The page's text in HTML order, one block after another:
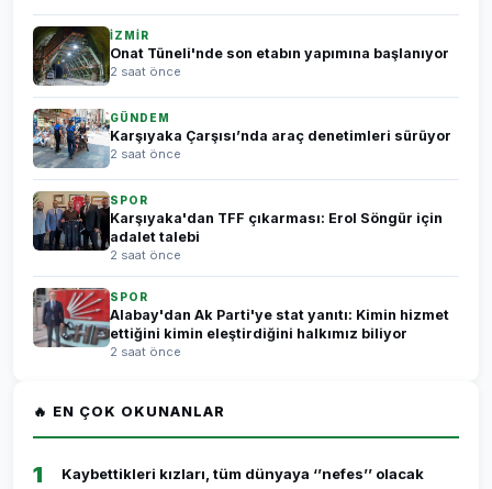
İZMİR
Onat Tüneli'nde son etabın yapımına başlanıyor
2 saat önce
GÜNDEM
Karşıyaka Çarşısı’nda araç denetimleri sürüyor
2 saat önce
SPOR
Karşıyaka'dan TFF çıkarması: Erol Söngür için
adalet talebi
2 saat önce
SPOR
Alabay'dan Ak Parti'ye stat yanıtı: Kimin hizmet
ettiğini kimin eleştirdiğini halkımız biliyor
2 saat önce
🔥 EN ÇOK OKUNANLAR
1 Kaybettikleri kızları, tüm dünyaya ‘’nefes’’ olacak